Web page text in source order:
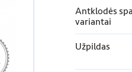
Antklodės
variantai
Užpildas